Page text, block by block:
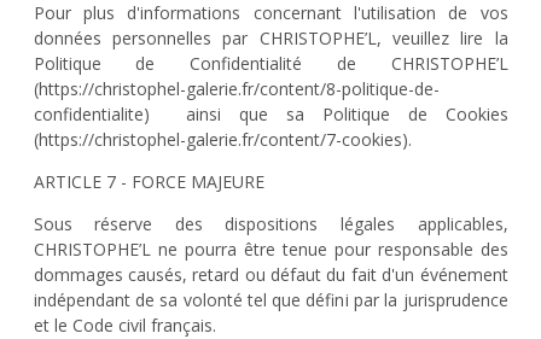
Pour plus d'informations concernant l'utilisation de vos
données personnelles par CHRISTOPHE’L, veuillez lire la
Politique de Confidentialité de CHRISTOPHE’L
(https://christophel-galerie.fr/content/8-politique-de-
confidentialite) ainsi que sa Politique de Cookies
(https://christophel-galerie.fr/content/7-cookies).
ARTICLE 7 - FORCE MAJEURE
Sous réserve des dispositions légales applicables,
CHRISTOPHE’L ne pourra être tenue pour responsable des
dommages causés, retard ou défaut du fait d'un événement
indépendant de sa volonté tel que défini par la jurisprudence
et le Code civil français.